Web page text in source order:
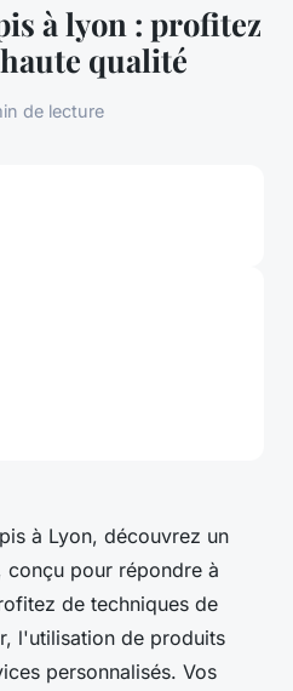
à lyon : profitez
qualité
de lecture
à Lyon, découvrez un
conçu pour répondre à
de techniques de
l'utilisation de produits
personnalisés. Vos